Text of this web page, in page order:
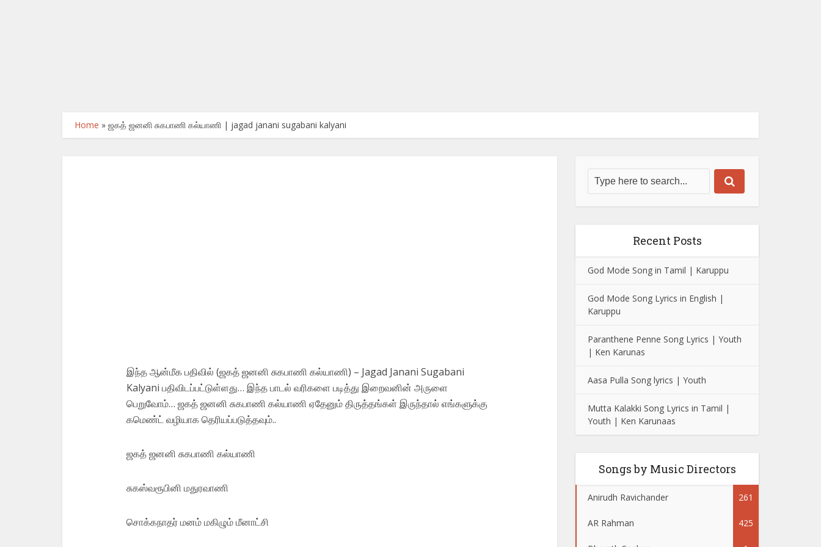
Home » ஜகத் ஜனனி சுகபாணி கல்யாணி | jagad janani sugabani kalyani
இந்த ஆன்மீக பதிவில் (ஜகத் ஜனனி சுகபாணி கல்யாணி) – Jagad Janani Sugabani
Kalyani பதிவிடப்பட்டுள்ளது… இந்த பாடல் வரிகளை படித்து இறைவனின் அருளை
பெறுவோம்… ஜகத் ஜனனி சுகபாணி கல்யாணி ஏதேனும் திருத்தங்கள் இருந்தால் எங்களுக்கு
கமெண்ட் வழியாக தெரியப்படுத்தவும்..
ஜகத் ஜனனி சுகபாணி கல்யாணி
சுகஸ்வரூபினி மதுரவாணி
சொக்கநாதர் மனம் மகிழும் மீனாட்சி
Recent Posts
God Mode Song in Tamil | Karuppu
God Mode Song Lyrics in English |
Karuppu
Paranthene Penne Song Lyrics | Youth
| Ken Karunas
Aasa Pulla Song lyrics | Youth
Mutta Kalakki Song Lyrics in Tamil |
Youth | Ken Karunaas
Songs by Music Directors
Anirudh Ravichander 261
AR Rahman 425